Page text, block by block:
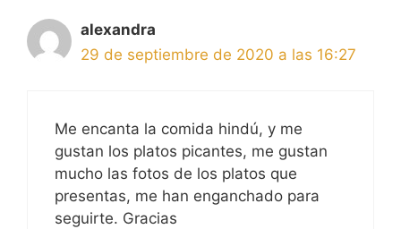
alexandra
29 de septiembre de 2020 a las 16:27
Me encanta la comida hindú, y me
gustan los platos picantes, me gustan
mucho las fotos de los platos que
presentas, me han enganchado para
seguirte. Gracias